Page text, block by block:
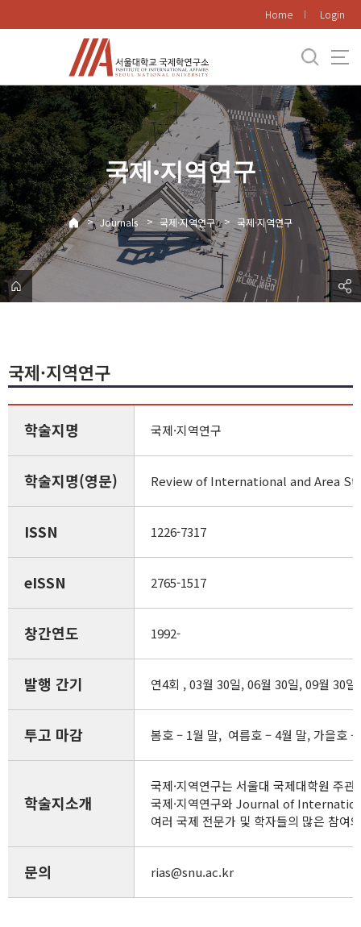
로
메
뉴
Home Login
국제·지역연구
> Journals > 국제·지역연구 > 국제·지역연구
국제·지역연구
학술지명 국제·지역연구
학술지명(영문) Review of International and Area
ISSN 1226-7317
eISSN 2765-1517
창간연도 1992-
발행 간기 연4회 , 03월 30일, 06월 30일, 09월 30
투고 마감 봄호 – 1월 말, 여름호 – 4월 말, 가을호
학술지소개
국제·지역연구는 서울대 국제대학원 주
국제·지역연구와 Journal of
여러 국제 전문가 및 학자들의 많은 참여
문의 rias@snu.ac.kr